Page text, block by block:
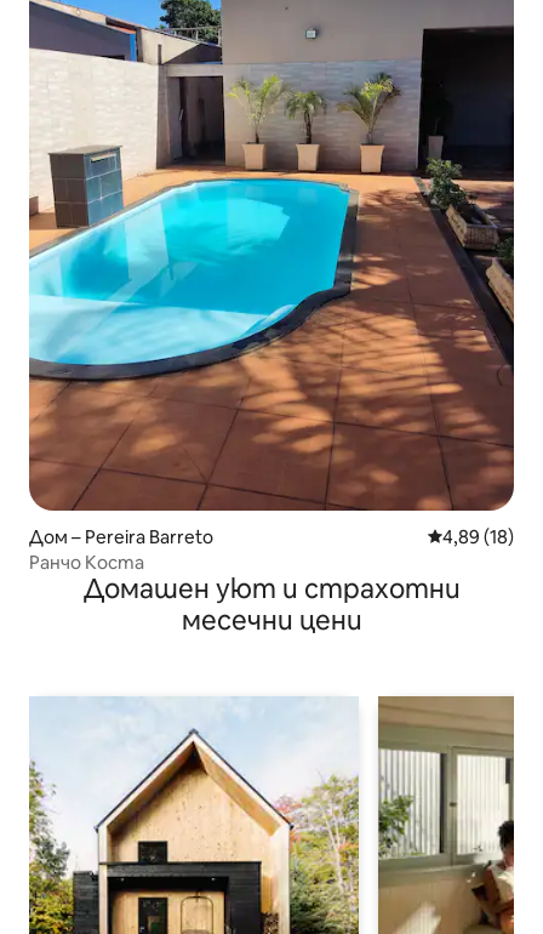
Дом – Pereira Barreto Средна
4,89 (18)
Ранчо Коста
Домашен уют и страхотни
месечни цени